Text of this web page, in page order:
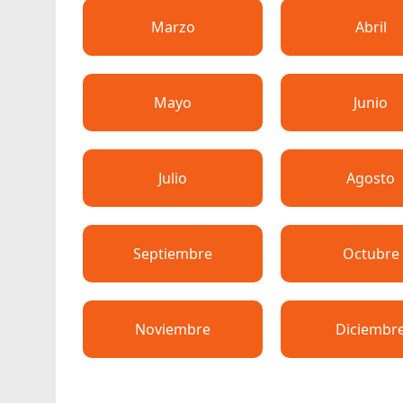
Marzo Abril
Mayo Junio
Julio Agosto
Septiembre Octubre
Noviembre